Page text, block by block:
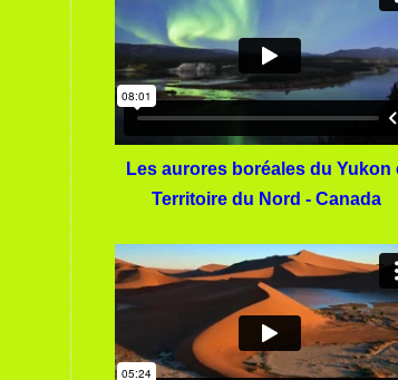
Les aurores boréales du Yukon
Territoire du Nord - Canada